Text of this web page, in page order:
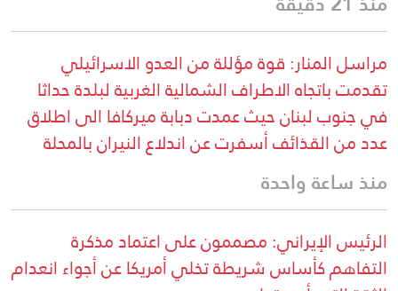
مراسل المنار: قوة مؤللة من العدو الاسرائيلي
تقدمت باتجاه الاطراف الشمالية الغربية لبلدة حداثا
في جنوب لبنان حيث عمدت دبابة ميركافا الى اطلاق
عدد من القذائف أسفرت عن اندلاع النيران بالمحلة
منذ ساعة واحدة
الرئيس الإيراني: مصممون على اعتماد مذكرة
التفاهم كأساس شريطة تخلي أمريكا عن أجواء انعدام